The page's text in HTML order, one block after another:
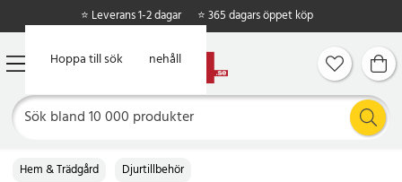
Hoppa till huvudinnehåll
Hoppa till sök
⭐ Leverans 1-2 dagar ⭐ 365 dagars öppet köp
Hem & Trädgård Djurtillbehör